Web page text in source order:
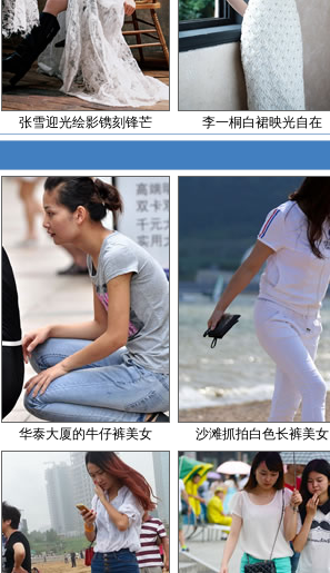
张雪迎光绘影镌刻锋芒 李一桐白裙映光自在
华泰大厦的牛仔裤美女 沙滩抓拍白色长裤美女